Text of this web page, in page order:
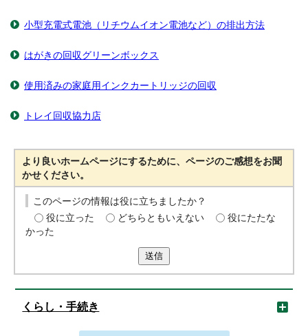
小型充電式電池（リチウムイオン電池など）の排出方法
はがきの回収グリーンボックス
使用済みの家庭用インクカートリッジの回収
トレイ回収協力店
より良いホームページにするために、ページのご感想をお聞
かせください。
このページの情報は役に立ちましたか？
役に立った
どちらともいえない
役にたたな
かった
送信
くらし・手続き